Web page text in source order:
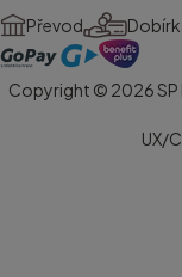
Převod
Copyright © 2026 SP
UX/